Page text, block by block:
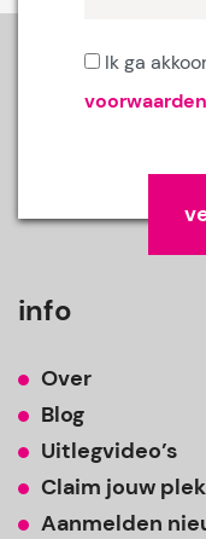
Ik ga
voorwaarden
info
Over
Blog
Uitlegvideo’s
Claim jouw plek
Aanmelden